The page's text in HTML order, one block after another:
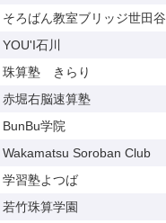
そろばん教室ブリッジ世田谷
YOU'I石川
珠算塾 きらり
赤堀右脳速算塾
BunBu学院
Wakamatsu Soroban Club
学習塾よつば
若竹珠算学園